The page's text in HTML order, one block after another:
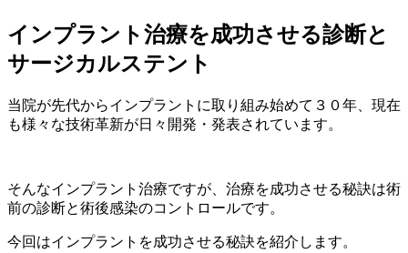
インプラント治療を成功させる診断と
サージカルステント
当院が先代からインプラントに取り組み始めて３０年、現在
も様々な技術革新が日々開発・発表されています。
そんなインプラント治療ですが、治療を成功させる秘訣は術
前の診断と術後感染のコントロールです。
今回はインプラントを成功させる秘訣を紹介します。